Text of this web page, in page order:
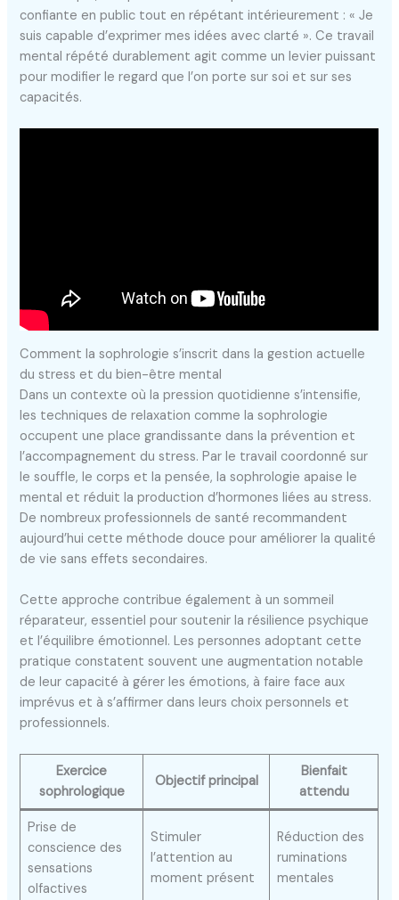
confiante en public tout en répétant intérieurement : « Je
suis capable d’exprimer mes idées avec clarté ». Ce travail
mental répété durablement agit comme un levier puissant
pour modifier le regard que l’on porte sur soi et sur ses
capacités.
Comment la sophrologie s’inscrit dans la gestion actuelle
du stress et du bien-être mental
Dans un contexte où la pression quotidienne s’intensifie,
les techniques de relaxation comme la sophrologie
occupent une place grandissante dans la prévention et
l’accompagnement du stress. Par le travail coordonné sur
le souffle, le corps et la pensée, la sophrologie apaise le
mental et réduit la production d’hormones liées au stress.
De nombreux professionnels de santé recommandent
aujourd’hui cette méthode douce pour améliorer la qualité
de vie sans effets secondaires.
Cette approche contribue également à un sommeil
réparateur, essentiel pour soutenir la résilience psychique
et l’équilibre émotionnel. Les personnes adoptant cette
pratique constatent souvent une augmentation notable
de leur capacité à gérer les émotions, à faire face aux
imprévus et à s’affirmer dans leurs choix personnels et
professionnels.
Exercice
sophrologique
Objectif principal
Bienfait
attendu
Prise de
conscience des
sensations
olfactives
Stimuler
l’attention au
moment présent
Réduction des
ruminations
mentales